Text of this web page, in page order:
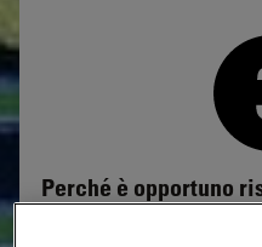
Perché è opportuno